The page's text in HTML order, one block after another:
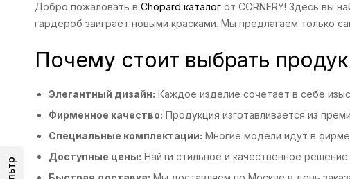
Добро пожаловать в Chopard каталог от CORNERY! Здесь вы
гардероб заиграет новыми красками. Мы предлагаем только
Почему стоит выбрать
Элегантный дизайн: Каждое изделие сочетает в себе
Фирменное качество: Продукция изготавливается из
Специальные комплектации: Многие модели идут в
Доступные цены: Найти стильное и качественное